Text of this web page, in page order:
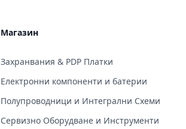
Магазин
Захранвания & PDP Платки
Електронни компоненти и батерии
Полупроводници и Интегрални Схеми
Сервизно Оборудване и Инструменти